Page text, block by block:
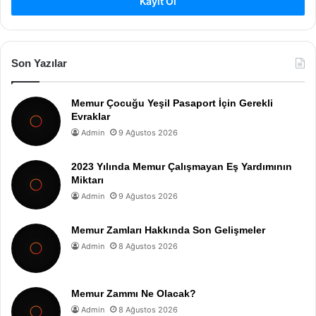
Son Yazılar
Memur Çocuğu Yeşil Pasaport İçin Gerekli
Evraklar
Admin 9 Ağustos 2026
2023 Yılında Memur Çalışmayan Eş Yardımının
Miktarı
Admin 9 Ağustos 2026
Memur Zamları Hakkında Son Gelişmeler
Admin 8 Ağustos 2026
Memur Zammı Ne Olacak?
Admin 8 Ağustos 2026